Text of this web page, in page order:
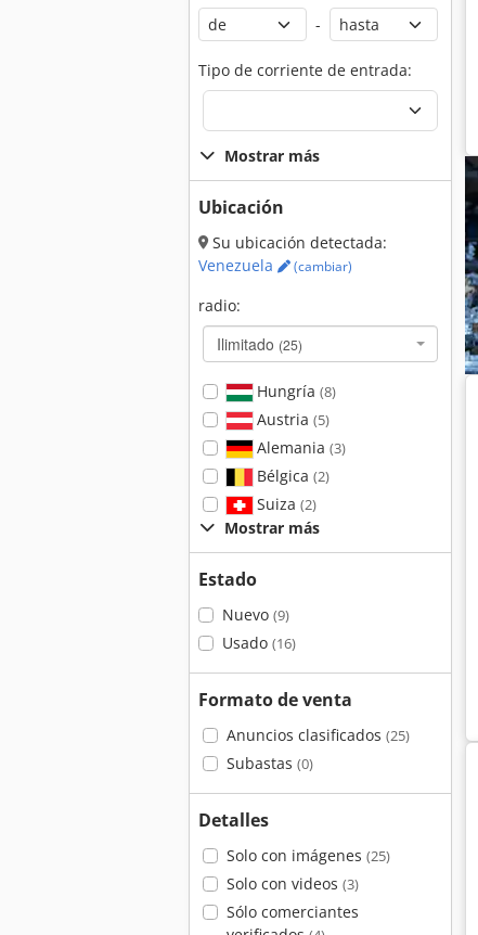
-
Tipo de corriente de entrada:
Mostrar más
Ubicación
Su ubicación detectada:
Venezuela
(cambiar)
radio:
Ilimitado (25)
Hungría (8)
Austria (5)
Alemania (3)
Bélgica (2)
Suiza (2)
Mostrar más
Estado
Nuevo (9)
Usado (16)
Formato de venta
Anuncios clasificados (25)
Subastas (0)
Detalles
Solo con imágenes (25)
Solo con videos (3)
Sólo comerciantes